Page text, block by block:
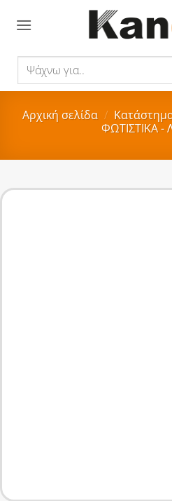
για..
Αρχική σελίδα /
ΦΩΤΙΣΤΙΚΑ